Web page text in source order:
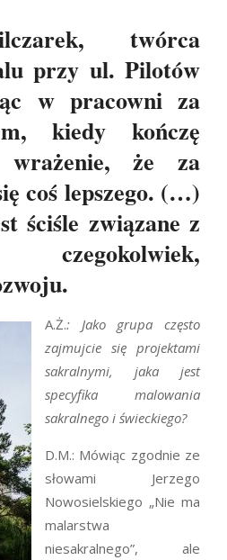
twórca
przy ul. Pilotów
w pracowni za
kiedy kończę
że za
coś lepszego. (…)
ściśle związane z
czegokolwiek,
A.Ż.: Jako grupa często
zajmujcie się projektami
sakralnymi, jaka jest
specyfika malowania
sakralnego i świeckiego?
D.M.: Mówiąc zgodnie ze
słowami Jerzego
Nowosielskiego „Nie ma
malarstwa
niesakralnego”, ale